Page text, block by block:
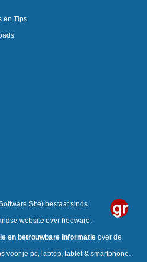
en Tips
Site) bestaat sinds
website over freeware.
en betrouwbare informatieover de
voor je pc, laptop, tablet & smartphone.